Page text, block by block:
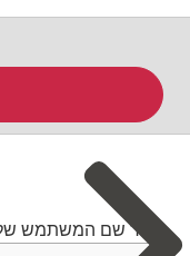
בחר שם המשתמש